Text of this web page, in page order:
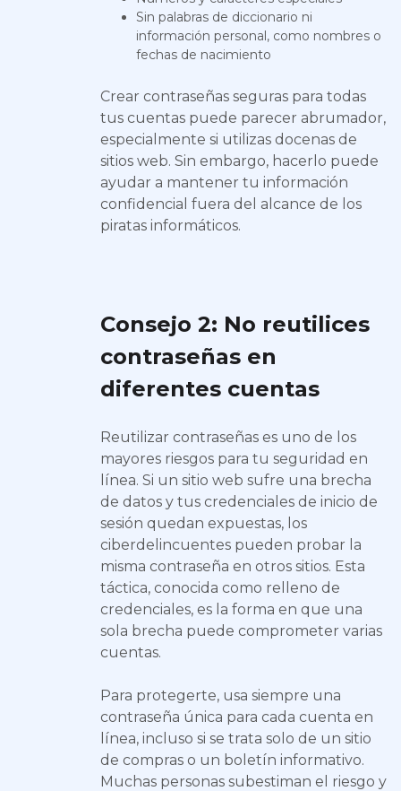
Sin palabras de diccionario ni
información personal, como nombres o
fechas de nacimiento
Crear contraseñas seguras para todas
tus cuentas puede parecer abrumador,
especialmente si utilizas docenas de
sitios web. Sin embargo, hacerlo puede
ayudar a mantener tu información
confidencial fuera del alcance de los
piratas informáticos.
Consejo 2: No reutilices
contraseñas en
diferentes cuentas
Reutilizar contraseñas es uno de los
mayores riesgos para tu seguridad en
línea. Si un sitio web sufre una brecha
de datos y tus credenciales de inicio de
sesión quedan expuestas, los
ciberdelincuentes pueden probar la
misma contraseña en otros sitios. Esta
táctica, conocida como relleno de
credenciales, es la forma en que una
sola brecha puede comprometer varias
cuentas.
Para protegerte, usa siempre una
contraseña única para cada cuenta en
línea, incluso si se trata solo de un sitio
de compras o un boletín informativo.
Muchas personas subestiman el riesgo y